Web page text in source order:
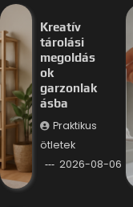
Kreatív
tárolási
megoldás
ok
garzonlak
ásba
Praktikus
ötletek
2026-08-06